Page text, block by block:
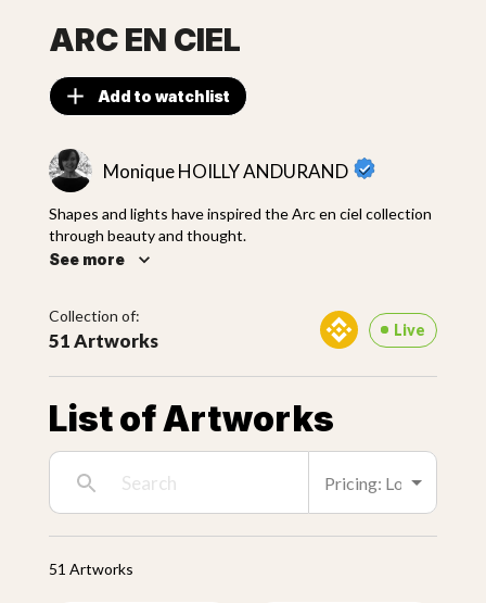
ARC EN CIEL
Add to watchlist
Monique HOILLY ANDURAND
Shapes and lights have inspired the Arc en ciel collection
through beauty and thought.
See more
Collection of:
51 Artworks Live
List of Artworks
51 Artworks